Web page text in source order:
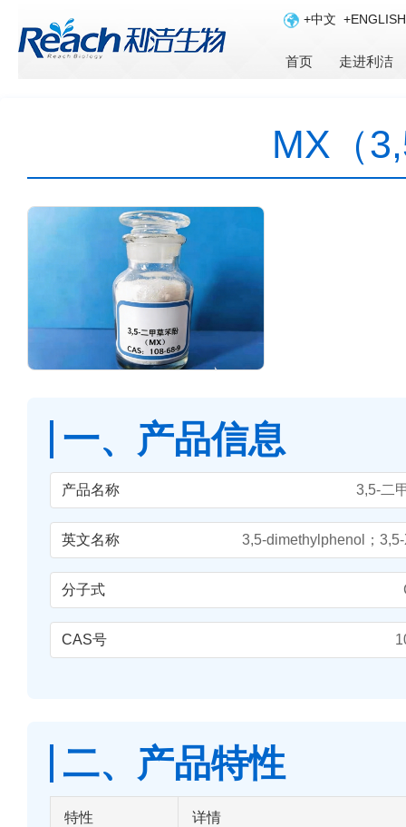
+中文 +ENGLISH
首页 走进利洁
MX（
一、产品信息
产品名称 3,5-二
英文名称 3,5-dimethylphenol；
分子式
CAS号
二、产品特性
特性 详情